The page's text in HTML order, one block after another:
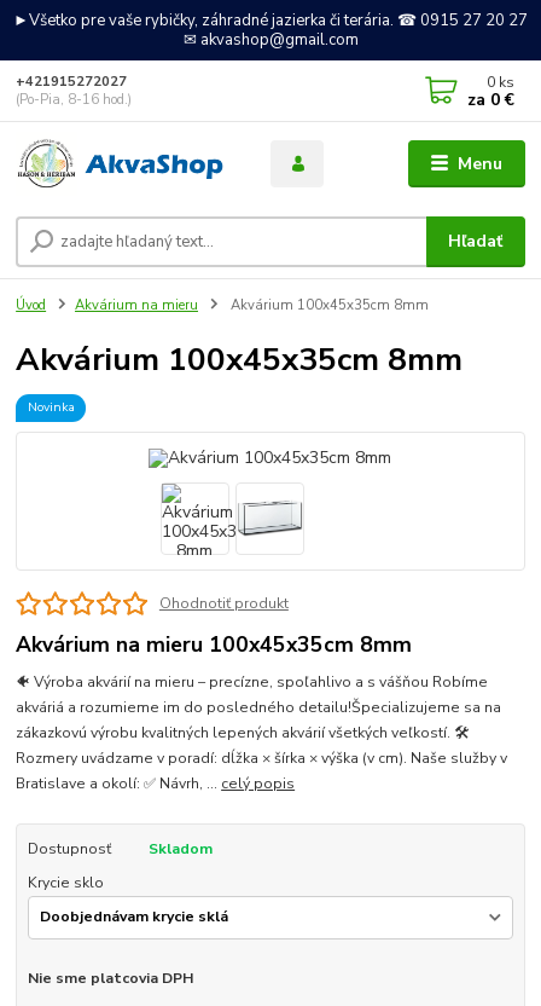
►Všetko pre vaše rybičky, záhradné jazierka či terária. ☎ 0915 27 20 27
✉ akvashop@gmail.com
Menu
Hľadať
+421915272027
(Po-Pia, 8-16 hod.)
0 ks
za 0 €
Úvod Akvárium na mieru Akvárium 100x45x35cm 8mm
Akvárium 100x45x35cm 8mm
Novinka
Ohodnotiť produkt
Akvárium na mieru 100x45x35cm 8mm
🐠 Výroba akvárií na mieru – precízne, spoľahlivo a s vášňou Robíme
akváriá a rozumieme im do posledného detailu!Špecializujeme sa na
zákazkovú výrobu kvalitných lepených akvárií všetkých veľkostí. 🛠
Rozmery uvádzame v poradí: dĺžka × šírka × výška (v cm). Naše služby v
Bratislave a okolí: ✅ Návrh, ... celý popis
Dostupnosť
Skladom
Krycie sklo
Nie sme platcovia DPH